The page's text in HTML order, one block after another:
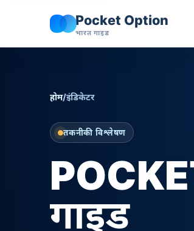
Pocket Option
भारत गाइड
होम/इंडिकेटर
तकनीकी विश्लेषण
गाइड